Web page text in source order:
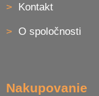
Kontakt
O spoločnosti
Nakupovanie